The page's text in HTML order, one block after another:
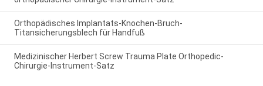
Orthopädisches Implantats-Knochen-Bruch-
Titansicherungsblech für Handfuß
Medizinischer Herbert Screw Trauma Plate Orthopedic-
Chirurgie-Instrument-Satz